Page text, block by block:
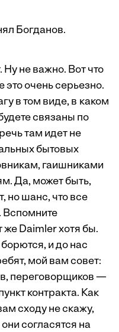
Богданов.
не важно. Вот что
это очень серьезно.
в том виде, в каком
связаны по
там идет не
бытовых
гаишниками
Да, может быть,
но шанс, что все
Вспомните
же Daimler хотя бы.
и до нас
мой вам совет:
переговорщиков —
контракта. Как
сходу не скажу,
согласятся на